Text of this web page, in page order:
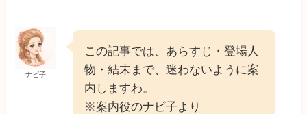
ナビ子
この記事では、あらすじ・登場人
物・結末まで、迷わないように案
内しますわ。
※案内役のナビ子より